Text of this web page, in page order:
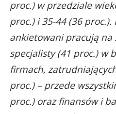
proc.) w przedziale
proc.) i 35-44 (36 proc.).
ankietowani pracują na
specjalisty (41 proc.) w
firmach,
proc.) – przede
proc.) oraz finansów i